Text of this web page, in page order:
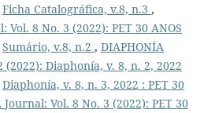
Ficha Catalográfica, v.8, n.3 ,
Vol. 8 No. 3 (2022): PET 30 ANOS
Sumário, v.8, n.2 , DIAPHONÍA
(2022): Diaphonía, v. 8, n. 2, 2022
Diaphonía, v. 8, n. 3, 2022 : PET 30
Journal: Vol. 8 No. 3 (2022): PET 30